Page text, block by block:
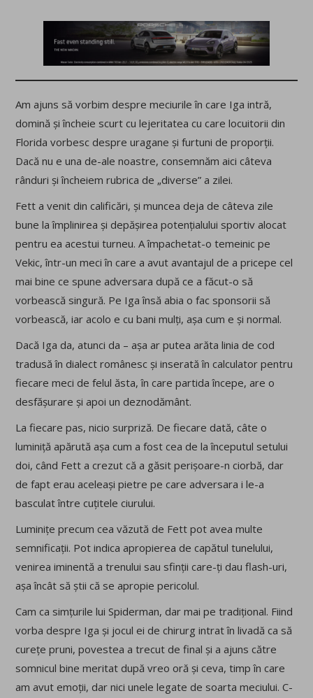
Am ajuns să vorbim despre meciurile în care Iga intră,
domină și încheie scurt cu lejeritatea cu care locuitorii din
Florida vorbesc despre uragane și furtuni de proporții.
Dacă nu e una de-ale noastre, consemnăm aici câteva
rânduri și încheiem rubrica de „diverse” a zilei.
Fett a venit din calificări, și muncea deja de câteva zile
bune la împlinirea și depășirea potențialului sportiv alocat
pentru ea acestui turneu. A împachetat-o temeinic pe
Vekic, într-un meci în care a avut avantajul de a pricepe cel
mai bine ce spune adversara după ce a făcut-o să
vorbească singură. Pe Iga însă abia o fac sponsorii să
vorbească, iar acolo e cu bani mulți, așa cum e și normal.
Dacă Iga da, atunci da – așa ar putea arăta linia de cod
tradusă în dialect românesc și inserată în calculator pentru
fiecare meci de felul ăsta, în care partida începe, are o
desfășurare și apoi un deznodământ.
La fiecare pas, nicio surpriză. De fiecare dată, câte o
luminiță apărută așa cum a fost cea de la începutul setului
doi, când Fett a crezut că a găsit perișoare-n ciorbă, dar
de fapt erau aceleași pietre pe care adversara i le-a
basculat între cuțitele ciurului.
Luminițe precum cea văzută de Fett pot avea multe
semnificații. Pot indica apropierea de capătul tunelului,
venirea iminentă a trenului sau sfinții care-ți dau flash-uri,
așa încât să știi că se apropie pericolul.
Cam ca simțurile lui Spiderman, dar mai pe tradițional. Fiind
vorba despre Iga și jocul ei de chirurg intrat în livadă ca să
curețe pruni, povestea a trecut de final și a ajuns către
somnicul bine meritat după vreo oră și ceva, timp în care
am avut emoții, dar nici unele legate de soarta meciului. C-